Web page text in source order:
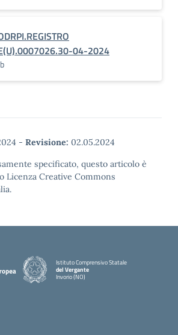
04-2024
- Revisione: 02.05.2024
specificato, questo articolo è
Licenza Creative Commons
Istituto Comprensivo Statale
del Vergante
Invorio (NO)